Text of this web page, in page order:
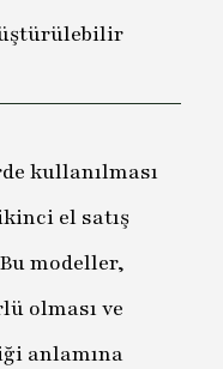
kullanılması
el satış
modeller,
olması ve
anlamına